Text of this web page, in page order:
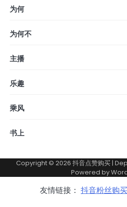
为何
为何不
主播
乐趣
乘风
书上
Copyright © 2026 抖音点赞购买|
Powered by
友情链接： 抖音粉丝购买